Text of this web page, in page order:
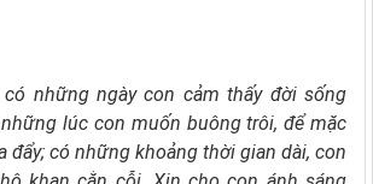
có những ngày con cảm thấy đời sống
lúc con muốn buông trôi,để mặc
đẩy; có những khoảng thời gian dài, con